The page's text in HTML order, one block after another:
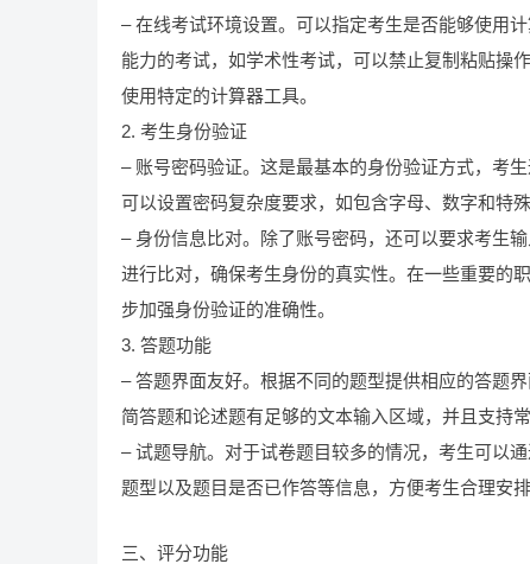
– 在线考试环境设置。可以指定考生是否能够使用
能力的考试，如学术性考试，可以禁止复制粘贴操
使用特定的计算器工具。
2. 考生身份验证
– 账号密码验证。这是最基本的身份验证方式，考
可以设置密码复杂度要求，如包含字母、数字和特
– 身份信息比对。除了账号密码，还可以要求考生
进行比对，确保考生身份的真实性。在一些重要的
步加强身份验证的准确性。
3. 答题功能
– 答题界面友好。根据不同的题型提供相应的答题
简答题和论述题有足够的文本输入区域，并且支持
– 试题导航。对于试卷题目较多的情况，考生可以
题型以及题目是否已作答等信息，方便考生合理安排
三、评分功能